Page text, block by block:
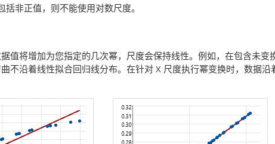
括非正值，则不能使用对数尺度。
值将增加为您指定的几次幂，尺度会保持线性。例如，在包含未变
不沿着线性拟合回归线分布。在针对 X 尺度执行幂变换时，数据沿